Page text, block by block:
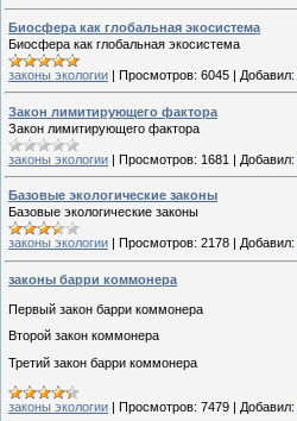
Биосфера как глобальная экосистема
Биосфера как глобальная экосистема
законы экологии | Просмотров: 6045 | Добавил:
Закон лимитирующего фактора
Закон лимитирующего фактора
законы экологии | Просмотров: 1681 | Добавил:
Базовые экологические законы
Базовые экологические законы
законы экологии Просмотров: 2178 Добавил:
законы барри коммонера
Первый закон барри коммонера
Второй закон коммонера
Третий закон барри коммонера
законы экологии | Просмотров: 7479 | Добавил: